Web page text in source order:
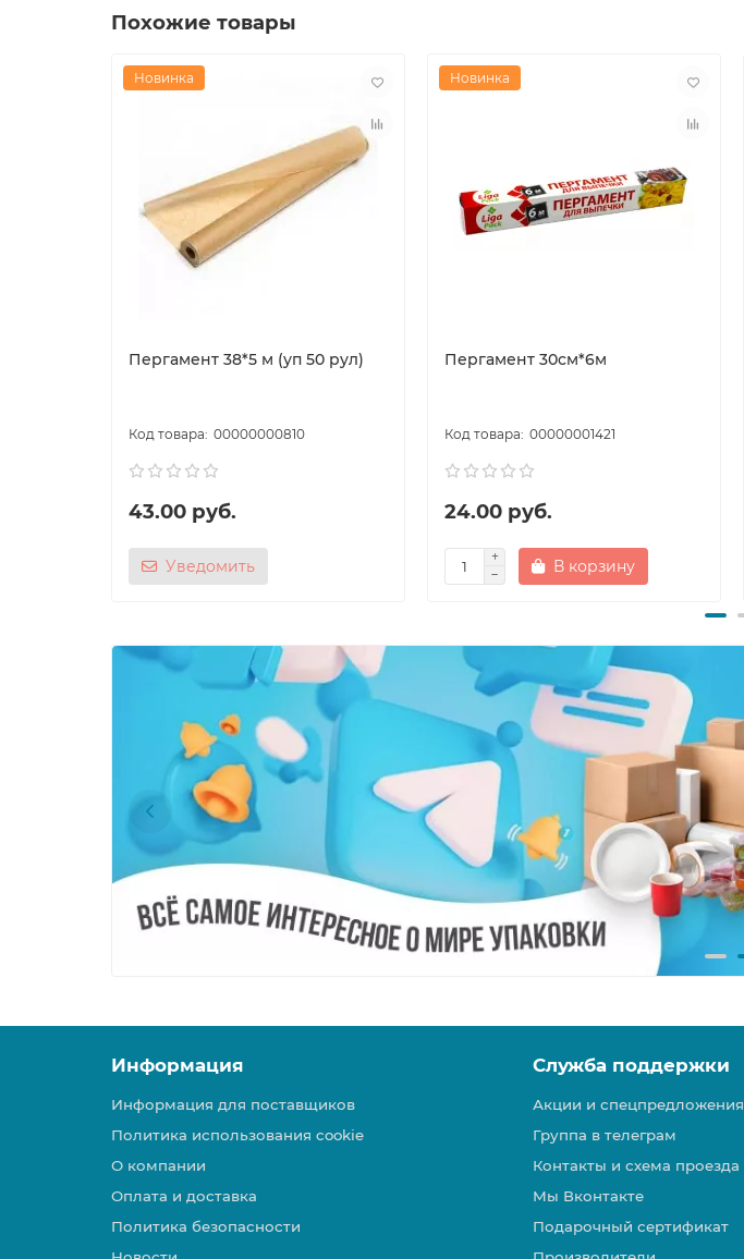
Похожие товары
Новинка
Пергамент 38*5 м (уп 50 рул)
00000000810
43.00 руб.
Уведомить
Новинка
Пергамент 30см*6м
00000001421
24.00 руб.
В корзину
Информация
Информация для поставщиков
Политика использования cookie
О компании
Оплата и доставка
Политика безопасности
Служба поддержки
Акции и спецпредложения
Группа в телеграм
Контакты и схема проезда
Мы Вконтакте
Подарочный сертификат